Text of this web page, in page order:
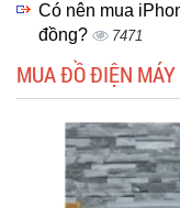
Có nên mua
đồng?
7471
MUA ĐỒ ĐIỆN MÁY